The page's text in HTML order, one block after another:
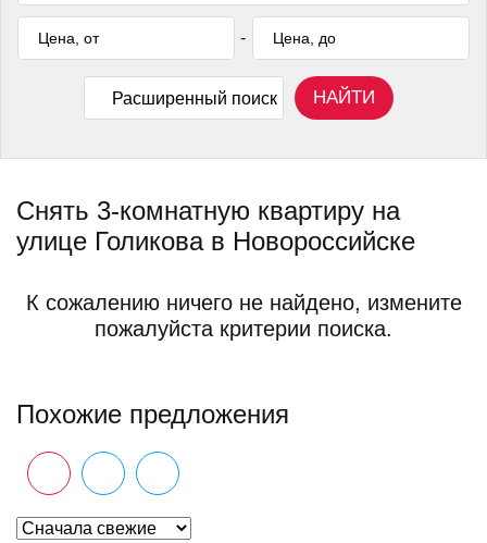
-
Расширенный поиск НАЙТИ
Снять 3-комнатную квартиру на
улице Голикова в Новороссийске
К сожалению ничего не найдено, измените
пожалуйста критерии поиска.
Похожие предложения